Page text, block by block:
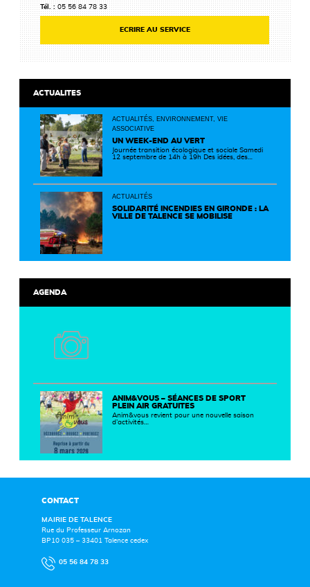
Tél. :05 56 84 78 33
ECRIRE AU SERVICE
ACTUALITES
ACTUALITÉS, ENVIRONNEMENT, VIE
ASSOCIATIVE
UN WEEK-END AU VERT
Journée transition écologique et sociale Samedi
12 septembre de 14h à 19h Des idées, des
un territoire plus durable et solidaire.
ACTUALITÉS
SOLIDARITÉ INCENDIES EN GIRONDE : LA
VILLE DE TALENCE SE MOBILISE
AGENDA
ANIM&VOUS – SÉANCES DE SPORT
PLEIN AIR GRATUITES
Anim&vous revient pour une nouvelle saison
d’activités…
CONTACT
MAIRIE DE TALENCE
Rue du Professeur Arnozan
BP10 035 – 33401 Talence cedex
05 56 84 78 33